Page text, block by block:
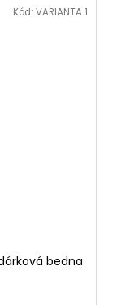
bedna
Kód: VARIANTA 1